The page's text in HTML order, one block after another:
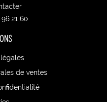
21 60
de ventes